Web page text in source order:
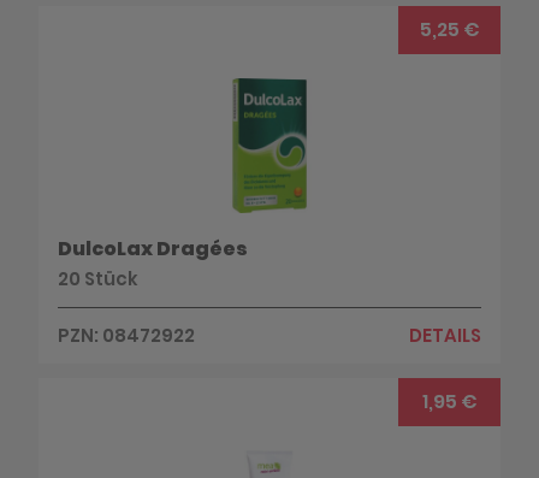
5,25 €
DulcoLax Dragées
20 Stück
PZN: 08472922 DETAILS
1,95 €